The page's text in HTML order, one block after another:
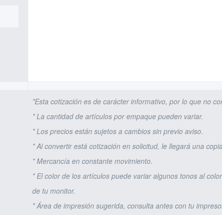
*Esta cotización es de carácter informativo, por lo que no
* La cantidad de artículos por empaque pueden variar.
* Los precios están sujetos a cambios sin previo aviso.
* Al convertir está cotización en solicitud, le llegará una
* Mercancía en constante movimiento.
* El color de los artículos puede variar algunos tonos al
de tu monitor.
* Área de impresión sugerida, consulta antes con tu